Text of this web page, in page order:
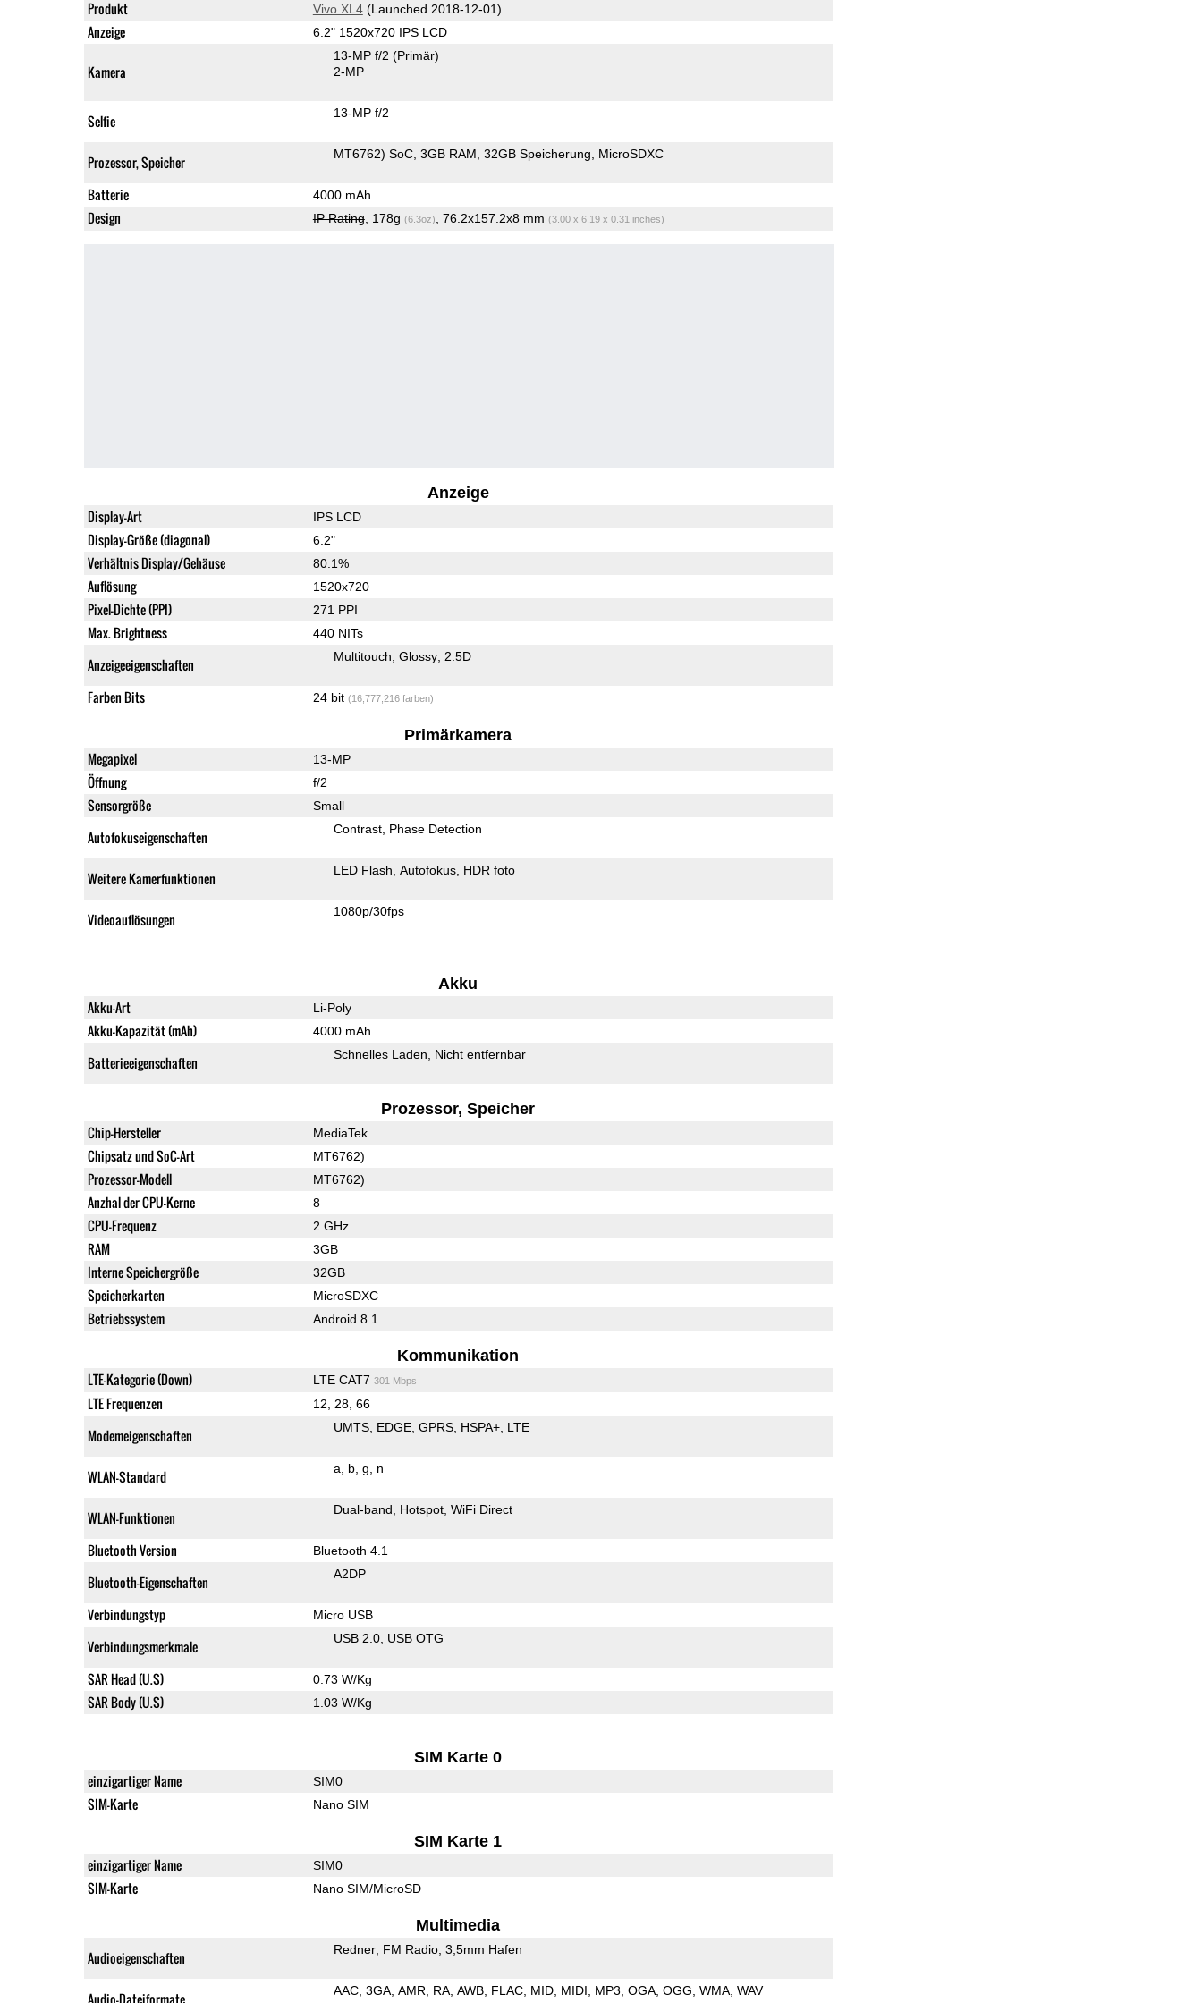
Produkt Vivo XL4(Launched 2018-12-01)
Anzeige 6.2" 1520x720 IPS LCD
Kamera
13-MP f/2 (Primär)
2-MP
Selfie 13-MP f/2
Prozessor, Speicher MT6762) SoC 3GB RAM 32GB Speicherung MicroSDXC
Batterie 4000 mAh
Design IP Rating, 178g (6.3oz) , 76.2x157.2x8 mm (3.00 x 6.19 x 0.31 inches)
Anzeige
Display-Art IPS LCD
Display-Größe (diagonal) 6.2"
Verhältnis Display/Gehäuse 80.1%
Auflösung 1520x720
Pixel-Dichte (PPI) 271 PPI
Max. Brightness 440 NITs
Anzeigeeigenschaften Multitouch Glossy 2.5D
Farben Bits 24 bit (16,777,216 farben)
Primärkamera
Megapixel 13-MP
Öffnung f/2
Sensorgröße Small
Autofokuseigenschaften Contrast Phase Detection
Weitere Kamerfunktionen LED Flash Autofokus HDR foto
Videoauflösungen 1080p/30fps
Akku
Akku-Art Li-Poly
Akku-Kapazität (mAh) 4000 mAh
Batterieeigenschaften Schnelles Laden Nicht entfernbar
Prozessor, Speicher
Chip-Hersteller MediaTek
Chipsatz und SoC-Art MT6762)
Prozessor-Modell MT6762)
Anzhal der CPU-Kerne 8
CPU-Frequenz 2 GHz
RAM 3GB
Interne Speichergröße 32GB
Speicherkarten MicroSDXC
Betriebssystem Android 8.1
Kommunikation
LTE-Kategorie (Down) LTE CAT7 301 Mbps
LTE Frequenzen 12, 28, 66
Modemeigenschaften UMTS EDGE GPRS HSPA+ LTE
WLAN-Standard a b g n
WLAN-Funktionen Dual-band Hotspot WiFi Direct
Bluetooth Version Bluetooth 4.1
Bluetooth-Eigenschaften A2DP
Verbindungstyp Micro USB
Verbindungsmerkmale USB 2.0 USB OTG
SAR Head (U.S) 0.73 W/Kg
SAR Body (U.S) 1.03 W/Kg
SIM Karte 0
einzigartiger Name SIM0
SIM-Karte Nano SIM
SIM Karte 1
einzigartiger Name SIM0
SIM-Karte Nano SIM/MicroSD
Multimedia
Audioeigenschaften Redner FM Radio 3,5mm Hafen
Audio-Dateiformate AAC 3GA AMR RA AWB FLAC MID MIDI MP3 OGA OGG WMA WAV